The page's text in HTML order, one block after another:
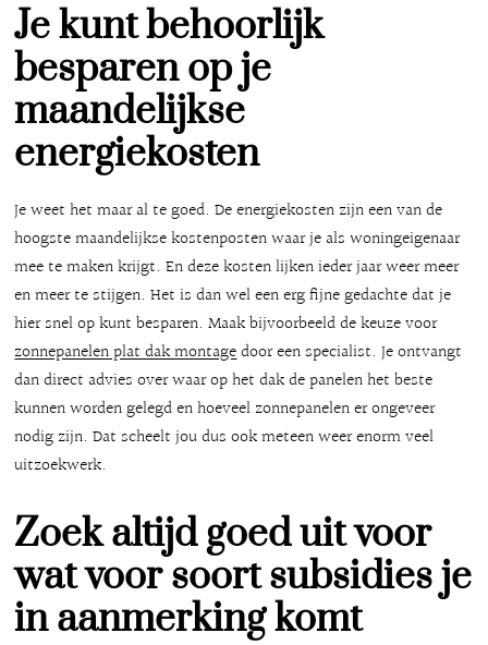
Je kunt behoorlijk
besparen op je
maandelijkse
energiekosten
Je weet het maar al te goed. De energiekosten zijn een van de
hoogste maandelijkse kostenposten waar je als woningeigenaar
mee te maken krijgt. En deze kosten lijken ieder jaar weer meer
en meer te stijgen. Het is dan wel een erg fijne gedachte dat je
hier snel op kunt besparen. Maak bijvoorbeeld de keuze voor
zonnepanelen plat dak montagedoor een specialist. Je ontvangt
dan direct advies over waar op het dak de panelen het beste
kunnen worden gelegd en hoeveel zonnepanelen er ongeveer
nodig zijn. Dat scheelt jou dus ook meteen weer enorm veel
uitzoekwerk.
Zoek altijd goed uit voor
wat voor soort subsidies je
in aanmerking komt